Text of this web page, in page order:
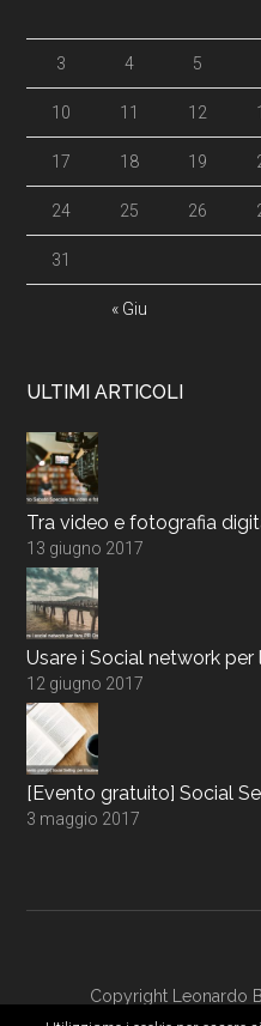
« Giu
3 4 5
10 11 12
17 18 19
24 25 26
31
ULTIMI ARTICOLI
Tra video e fotografia
13 giugno 2017
Usare i Social network per
12 giugno 2017
[Evento gratuito] Social
3 maggio 2017
Copyright Leonardo